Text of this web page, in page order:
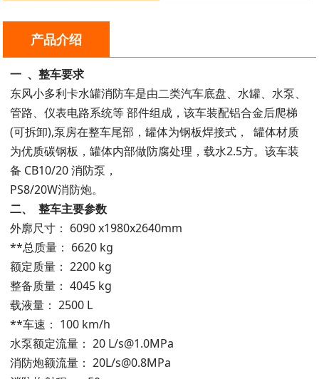
产品介绍
一 、整车要求
东风小多利卡水罐消防车是由二类汽车底盘、水罐、水泵、
管路、仪表电路系统等 部件组成，该车装配铝合金后爬梯
(可拆卸),泵房在整车尾部，罐体为钢板焊接式， 罐体材质
为优质碳钢板，罐体内部做防腐处理，载水2.5方。该车装
备 CB10/20 消防泵，
PS8/20W消防炮。
二、
整车主要参数
外廓尺寸： 6090 x1980x2640mm
**总质量： 6620 kg
额定质量： 2200 kg
整备质量： 4045 kg
载液量： 2500 L
**车速： 100 km/h
水泵额定流量： 20 L/s@1.0MPa
消防炮额流量： 20L/s@0.8MPa